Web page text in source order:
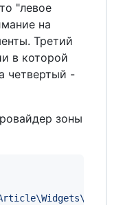
"левое
на
Третий
в которой
четвертый -
зоны